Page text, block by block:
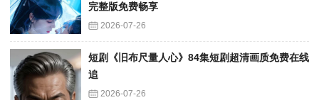
完整版免费畅享
2026-07-26
短剧《旧布尺量人心》84集短剧超清画质免费在线
追
2026-07-26